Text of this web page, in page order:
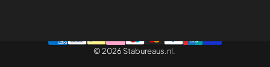
© 2026 Stabureaus.nl.